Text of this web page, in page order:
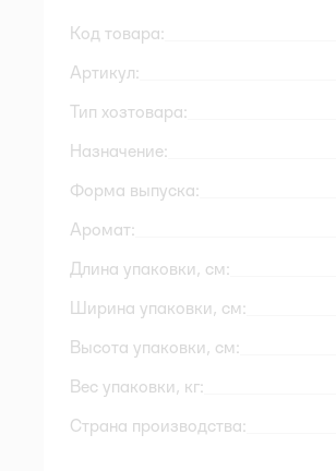
Код товара:
Артикул:
Тип хозтовара:
Назначение:
Форма выпуска:
Аромат:
Длина упаковки, см:
Ширина упаковки, см:
Высота упаковки, см:
Вес упаковки, кг:
Страна производства: